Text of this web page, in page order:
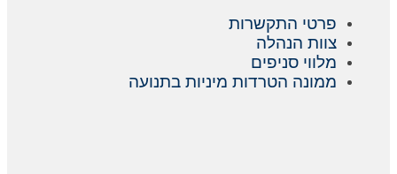
פרטי התקשרות
צוות הנהלה
מלווי סניפים
ממונה הטרדות מיניות בתנועה